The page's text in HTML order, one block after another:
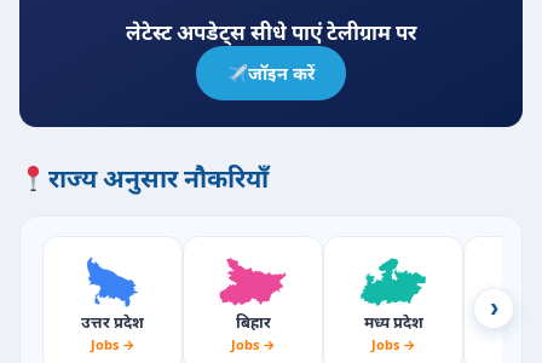
लेटेस्ट अपडेट्स सीधे पाएं टेलीग्राम पर
जॉइन करें
राज्य अनुसार नौकरियाँ
उत्तर प्रदेश
Jobs →
बिहार
Jobs →
मध्य प्रदेश
Jobs →
›